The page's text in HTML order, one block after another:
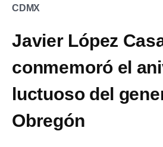
CDMX
Javier López
conmemoró el
luctuoso del
Obregón